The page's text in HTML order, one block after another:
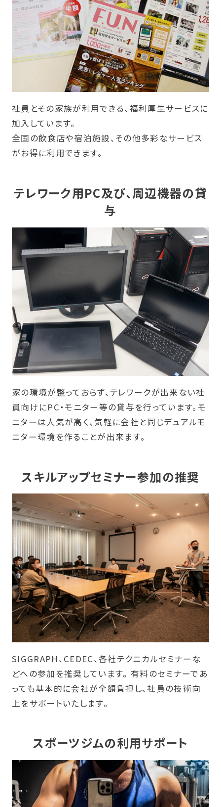
社員とその家族が利用できる、福利厚生サービスに
加入しています。
全国の飲食店や宿泊施設、その他多彩なサービス
がお得に利用できます。
テレワーク用PC及び、周辺機器の貸
与
家の環境が整っておらず、テレワークが出来ない社
員向けにPC・モニター等の貸与を行っています。モ
ニターは人気が高く、気軽に会社と同じデュアルモ
ニター環境を作ることが出来ます。
スキルアップセミナー参加の推奨
SIGGRAPH、CEDEC、各社テクニカルセミナーな
どへの参加を推奨しています。 有料のセミナーであ
っても基本的に会社が全額負担し、社員の技術向
上をサポートいたします。
スポーツジムの利用サポート